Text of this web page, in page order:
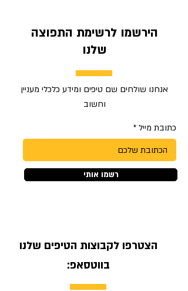
הירשמו לרשימת התפוצה
שלנו
אנחנו שולחים שם טיפים ומידע כלכלי מעניין
וחשוב
כתובת מייל
רשמו אותי
הצטרפו לקבוצות הטיפים שלנו
בווטסאפ: